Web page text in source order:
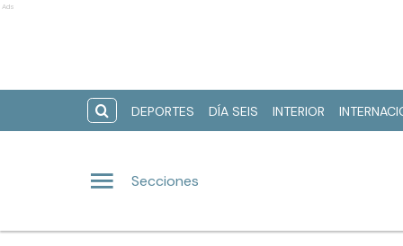
Ads
DEPORTES DÍA SEIS INTERIOR
Secciones